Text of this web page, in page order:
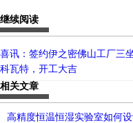
继续阅读
喜讯：签约伊之密佛山工厂三
科瓦特，开工大吉
相关文章
高精度恒温恒湿实验室如何